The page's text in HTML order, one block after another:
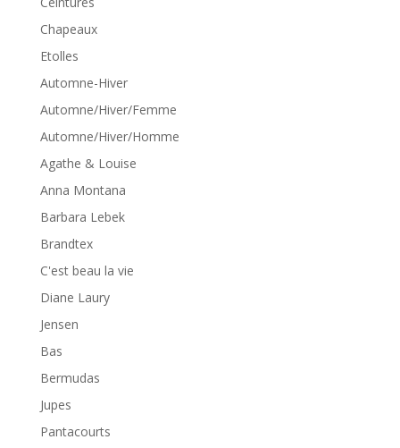
Chapeaux
Etolles
Automne-Hiver
Automne/Hiver/Femme
Automne/Hiver/Homme
Agathe & Louise
Anna Montana
Barbara Lebek
Brandtex
C'est beau la vie
Diane Laury
Jensen
Bas
Bermudas
Jupes
Pantacourts